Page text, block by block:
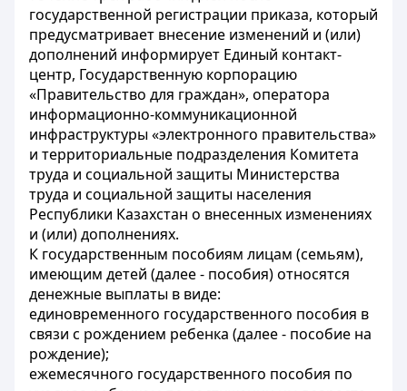
государственной регистрации приказа, который
предусматривает внесение изменений и (или)
дополнений информирует Единый контакт-
центр, Государственную корпорацию
«Правительство для граждан», оператора
информационно-коммуникационной
инфраструктуры «электронного правительства»
и территориальные подразделения Комитета
труда и социальной защиты Министерства
труда и социальной защиты населения
Республики Казахстан о внесенных изменениях
и (или) дополнениях.
К государственным пособиям лицам (семьям),
имеющим детей (далее - пособия) относятся
денежные выплаты в виде:
единовременного государственного пособия в
связи с рождением ребенка (далее - пособие на
рождение);
ежемесячного государственного пособия по